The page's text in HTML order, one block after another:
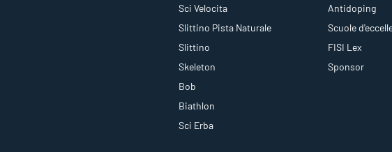
Sci Velocita
Slittino Pista Naturale
Slittino
Skeleton
Bob
Biathlon
Sci Erba
Antidoping
Scuole
FISI Lex
Sponsor